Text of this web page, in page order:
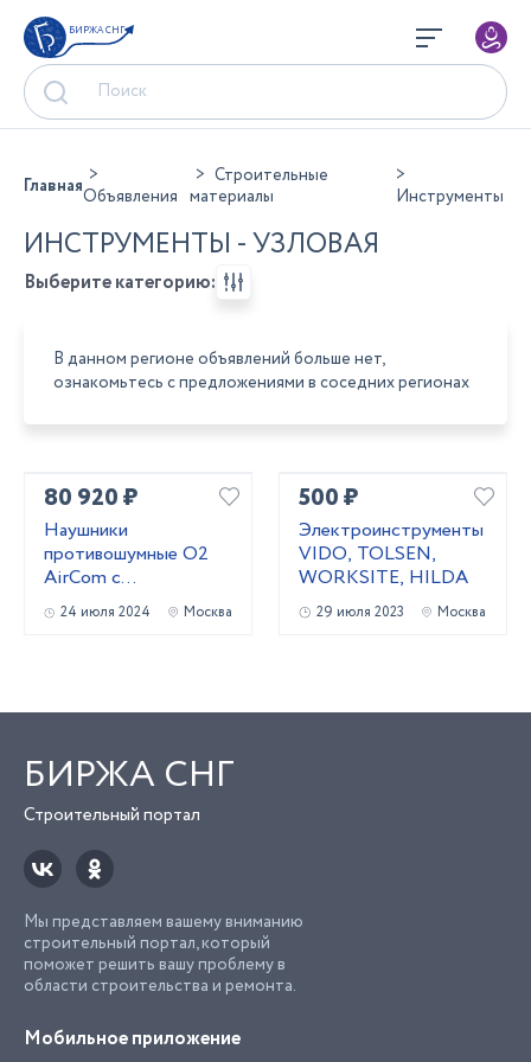
БИРЖА СНГ
ГлавнаяОбъявления
Строительные
материалы
Инструменты
ИНСТРУМЕНТЫ - УЗЛОВАЯ
Выберите категорию:
В данном регионе объявлений больше нет,
ознакомьтесь с предложениями в соседних регионах
80 920 ₽
Наушники
противошумные O2
AirCom с
радиосвязью со
стандартным
24 июля 2024 Москва
500 ₽
Электроинструменты
VIDO, TOLSEN,
WORKSITE, HILDA
29 июля 2023 Москва
БИРЖА СНГ
Строительный портал
Мы представляем вашему вниманию
строительный портал, который
поможет решить вашу проблему в
области строительства и ремонта.
Мобильное приложение